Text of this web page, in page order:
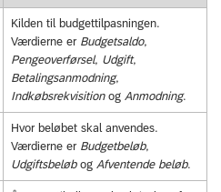
Kilden til budgettilpasningen.
Værdierne er Budgetsaldo,
Pengeoverførsel, Udgift,
Betalingsanmodning,
Indkøbsrekvisitionog Anmodning.
Hvor beløbet skal anvendes.
Værdierne er Budgetbeløb,
Udgiftsbeløbog Afventende beløb.